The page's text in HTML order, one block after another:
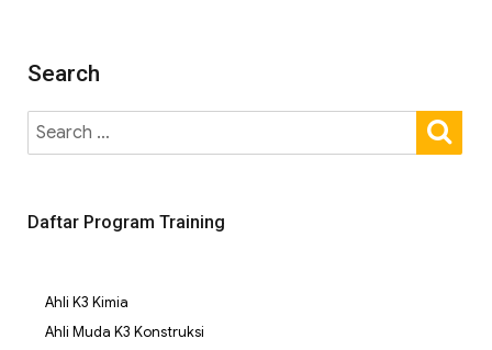
Search
Daftar Program Training
Ahli K3 Kimia
Ahli Muda K3 Konstruksi